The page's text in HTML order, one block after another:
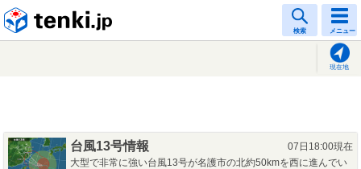
検索 メニュー
現在地
台風13号情報
07日18:00現在
大型で非常に強い台風13号が名護市の北約50kmを西に進んでい